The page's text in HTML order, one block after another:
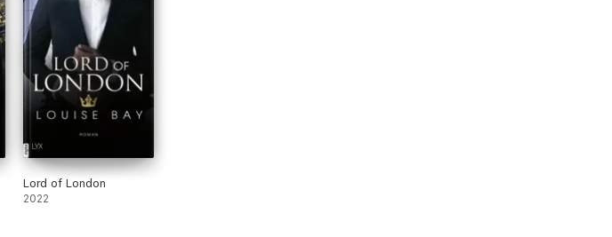
Lord of London
2022